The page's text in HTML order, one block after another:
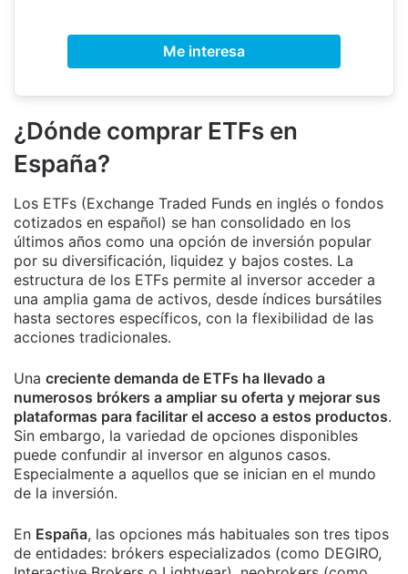
Me interesa
¿Dónde comprar ETFs en
España?
Los ETFs (Exchange Traded Funds en inglés o fondos
cotizados en español) se han consolidado en los
últimos años como una opción de inversión popular
por su diversificación, liquidez y bajos costes. La
estructura de los ETFs permite al inversor acceder a
una amplia gama de activos, desde índices bursátiles
hasta sectores específicos, con la flexibilidad de las
acciones tradicionales.
Una creciente demanda de ETFs ha llevado a
numerosos brókers a ampliar su oferta y mejorar sus
plataformas para facilitar el acceso a estos productos.
Sin embargo, la variedad de opciones disponibles
puede confundir al inversor en algunos casos.
Especialmente a aquellos que se inician en el mundo
de la inversión.
En España, las opciones más habituales son tres tipos
de entidades: brókers especializados (como DEGIRO,